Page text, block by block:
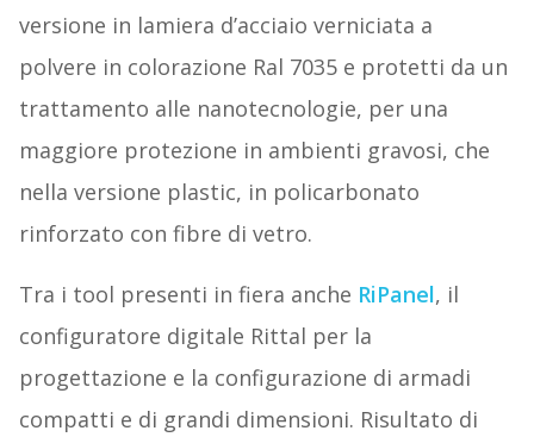
versione in lamiera d’acciaio verniciata a
polvere in colorazione Ral 7035 e protetti da un
trattamento alle nanotecnologie, per una
maggiore protezione in ambienti gravosi, che
nella versione plastic, in policarbonato
rinforzato con fibre di vetro.
Tra i tool presenti in fiera anche RiPanel, il
configuratore digitale Rittal per la
progettazione e la configurazione di armadi
compatti e di grandi dimensioni. Risultato di